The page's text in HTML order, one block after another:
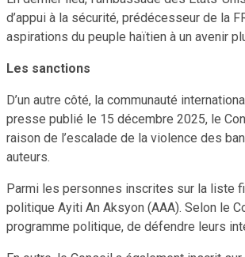
d’appui à la sécurité, prédécesseur de la
aspirations du peuple haïtien à un avenir
Les sanctions
D’un autre côté, la communauté
presse publié le 15 décembre 2025, le
raison de l’escalade de la violence des
auteurs.
Parmi les personnes inscrites sur la liste
politique Ayiti An Aksyon (AAA). Selon le
programme politique, de défendre leurs